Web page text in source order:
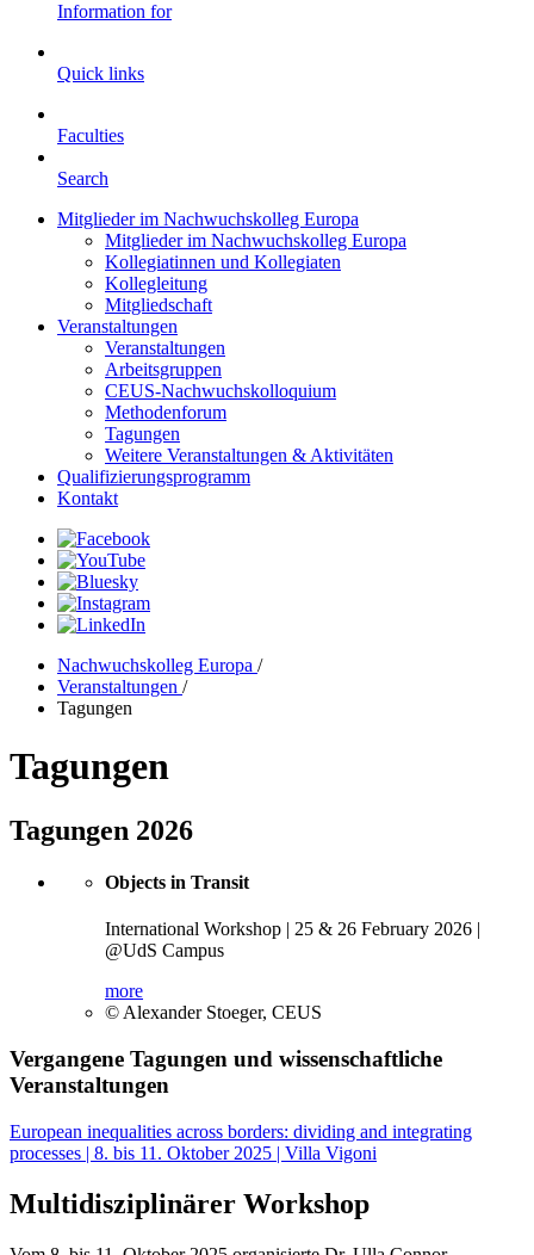
Information for
Quick links
Faculties
Search
Mitglieder im Nachwuchskolleg Europa
Mitglieder im Nachwuchskolleg Europa
Kollegiatinnen und Kollegiaten
Kollegleitung
Mitgliedschaft
Veranstaltungen
Veranstaltungen
Arbeitsgruppen
CEUS-Nachwuchskolloquium
Methodenforum
Tagungen
Weitere Veranstaltungen & Aktivitäten
Qualifizierungsprogramm
Kontakt
Nachwuchskolleg Europa /
Veranstaltungen /
Tagungen
Tagungen
Tagungen 2026
Objects in Transit
International Workshop | 25 & 26 February 2026 |
@UdS Campus
more
© Alexander Stoeger, CEUS
Vergangene Tagungen und wissenschaftliche
Veranstaltungen
European inequalities across borders: dividing and integrating
processes | 8. bis 11. Oktober 2025 | Villa Vigoni
Multidisziplinärer Workshop